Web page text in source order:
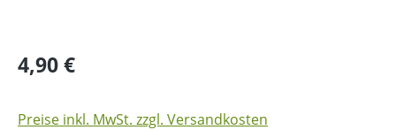
Regulärer Preis:
4,90 €
Preise inkl. MwSt. zzgl. Versandkosten